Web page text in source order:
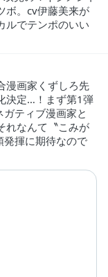
ボ。cv伊藤美来が
ルでテンポのいい
漫画家くずしろ先
決定…！まず第1弾
ティブ漫画家と
れなんて〝こみが
発揮に期待なので